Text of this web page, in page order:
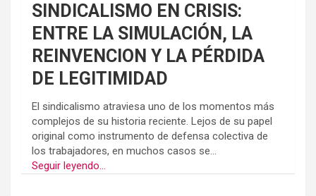
SINDICALISMO EN CRISIS:
ENTRE LA SIMULACIÓN, LA
REINVENCION Y LA PÉRDIDA
DE LEGITIMIDAD
El sindicalismo atraviesa uno de los momentos más
complejos de su historia reciente. Lejos de su papel
original como instrumento de defensa colectiva de
los trabajadores, en muchos casos se...
Seguir leyendo...